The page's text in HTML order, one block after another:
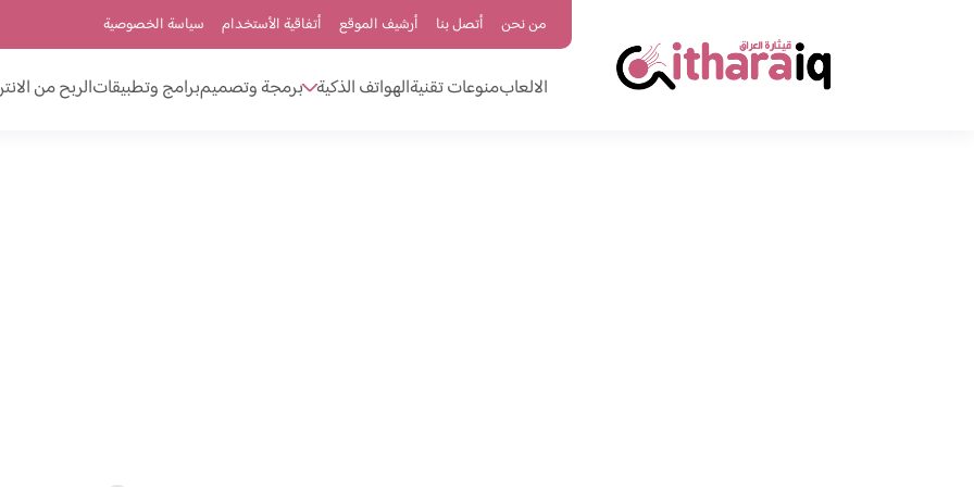
من نحن أتصل بنا أرشيف الموقع أتفاقية الأستخدام سياسة الخصوصية
الالعابمنوعات تقنيةالهواتف الذكية برمجة وتصميمبرامج وتطبيقاتالربح من